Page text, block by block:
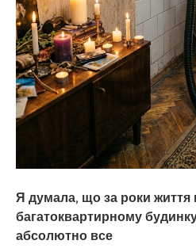
Я думала, що за роки життя
багатоквартирному
абсолютно все